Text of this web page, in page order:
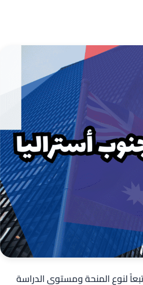
لنوع المنحة ومستوى الدراسة